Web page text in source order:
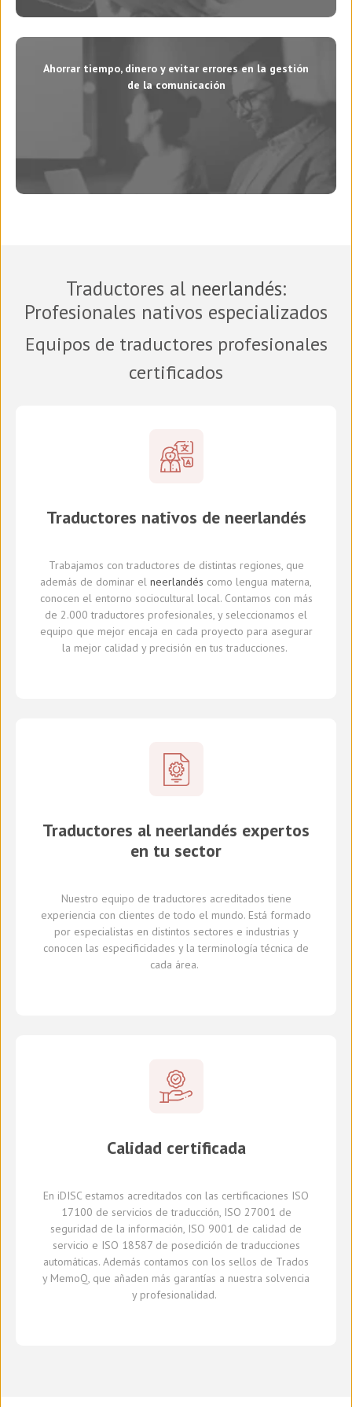
Ahorrar tiempo, dinero y evitar errores en la gestión
de la comunicación
Traductores al neerlandés:
Profesionales nativos especializados
Equipos de traductores profesionales
certificados
Traductores nativos deneerlandés
Trabajamos con traductores de distintas regiones, que
además de dominar el neerlandés como lengua materna,
conocen el entorno sociocultural local.Contamos con más
de 2.000 traductores profesionales, y seleccionamos el
equipo que mejor encaja en cada proyecto para asegurar
la mejor calidad y precisión en tus traducciones.
Traductores al neerlandés expertos
en tu sector
Nuestro equipo de traductores acreditados tiene
experiencia con clientes de todo el mundo. Está formado
por especialistas en distintos sectores e industrias y
conocen las especificidades y laterminología técnica de
cada área.
Calidad certificada
En iDISC estamos acreditados con las certificaciones ISO
17100 de servicios de traducción, ISO 27001 de
seguridad de la información, ISO 9001 de calidad de
servicio e ISO 18587 de posedición de traducciones
automáticas. Además contamos con los sellos de Trados
y MemoQ , que añaden más garantías a nuestra solvencia
y profesionalidad.